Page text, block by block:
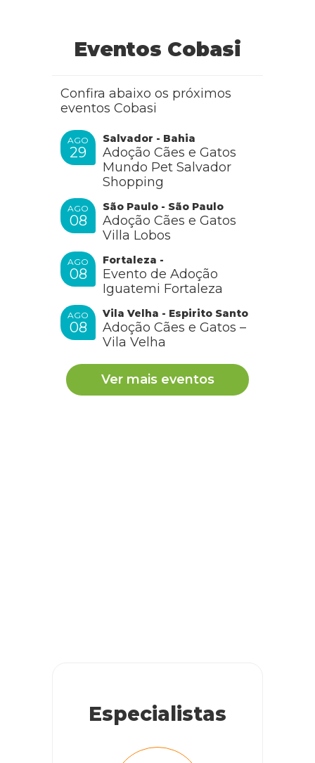
Eventos Cobasi
Confira abaixo os próximos
eventos Cobasi
AGO
29
Salvador - Bahia
Adoção Cães e Gatos
Mundo Pet Salvador
Shopping
AGO
08
São Paulo - São Paulo
Adoção Cães e Gatos
Villa Lobos
AGO
08
Fortaleza -
Evento de Adoção
Iguatemi Fortaleza
AGO
08
Vila Velha - Espirito Santo
Adoção Cães e Gatos –
Vila Velha
Ver mais eventos
Especialistas